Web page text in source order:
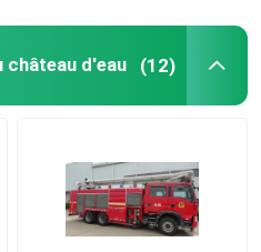
château d'eau (12)